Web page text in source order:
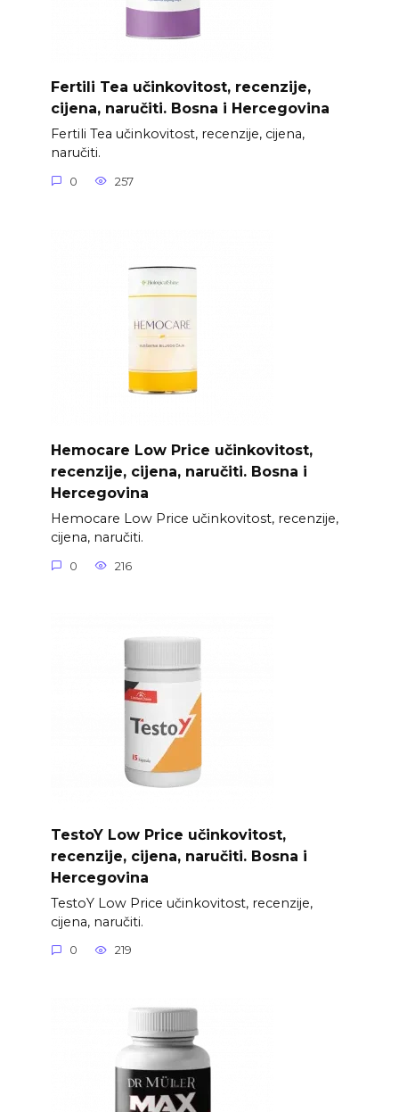
Fertili Tea učinkovitost, recenzije,
cijena, naručiti. Bosna i Hercegovina
Fertili Tea učinkovitost, recenzije, cijena,
naručiti.
0 257
Hemocare Low Price učinkovitost,
recenzije, cijena, naručiti. Bosna i
Hercegovina
Hemocare Low Price učinkovitost, recenzije,
cijena, naručiti.
0 216
TestoY Low Price učinkovitost,
recenzije, cijena, naručiti. Bosna i
Hercegovina
TestoY Low Price učinkovitost, recenzije,
cijena, naručiti.
0 219